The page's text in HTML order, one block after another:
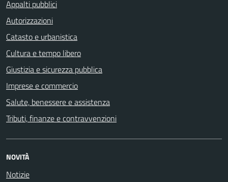
Appalti pubblici
Autorizzazioni
Catasto e urbanistica
Cultura e tempo libero
Giustizia e sicurezza pubblica
Imprese e commercio
Salute, benessere e assistenza
Tributi, finanze e contravvenzioni
NOVITÀ
Notizie